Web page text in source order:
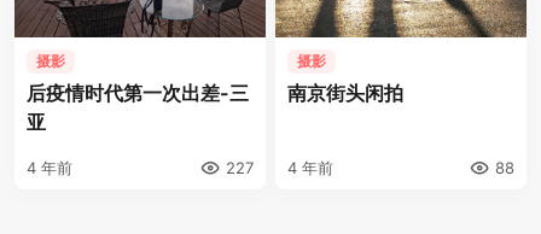
摄影
后疫情时代第一次出差-三
亚
4 年前 227
摄影
南京街头闲拍
4 年前 88